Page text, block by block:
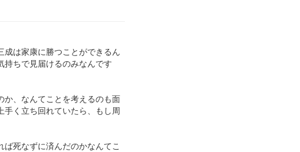
は家康に勝つことができるん
ちで見届けるのみなんです
か、なんてことを考えるのも面
く立ち回れていたら、もし周
死なずに済んだのかなんてこ